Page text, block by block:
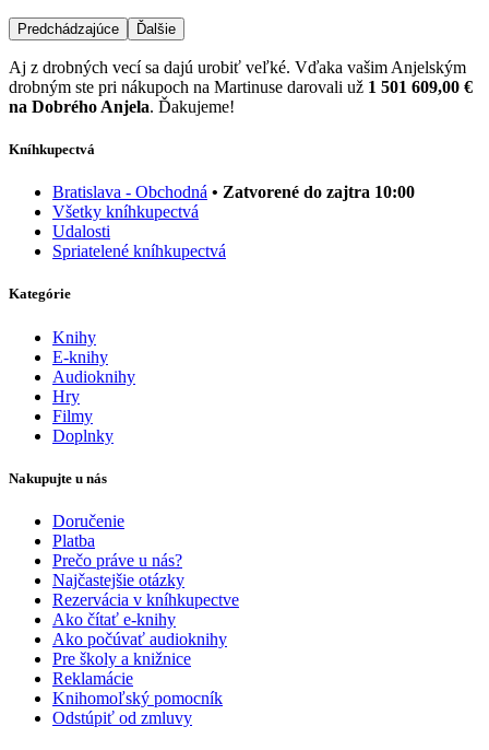
Predchádzajúce Ďalšie
Aj z drobných vecí sa dajú urobiť veľké. Vďaka vašim Anjelským
drobným ste pri nákupoch na Martinuse darovali už 1 501 609,00 €
na Dobrého Anjela. Ďakujeme!
Kníhkupectvá
Bratislava - Obchodná • Zatvorené do zajtra 10:00
Všetky kníhkupectvá
Udalosti
Spriatelené kníhkupectvá
Kategórie
Knihy
E-knihy
Audioknihy
Hry
Filmy
Doplnky
Nakupujte u nás
Doručenie
Platba
Prečo práve u nás?
Najčastejšie otázky
Rezervácia v kníhkupectve
Ako čítať e-knihy
Ako počúvať audioknihy
Pre školy a knižnice
Reklamácie
Knihomoľský pomocník
Odstúpiť od zmluvy